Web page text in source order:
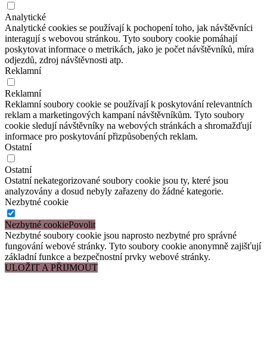
Analytické
Analytické cookies se používají k pochopení toho, jak návštěvníci
interagují s webovou stránkou. Tyto soubory cookie pomáhají
poskytovat informace o metrikách, jako je počet návštěvníků, míra
odjezdů, zdroj návštěvnosti atp.
Reklamní
Reklamní
Reklamní soubory cookie se používají k poskytování relevantních
reklam a marketingových kampaní návštěvníkům. Tyto soubory
cookie sledují návštěvníky na webových stránkách a shromažďují
informace pro poskytování přizpůsobených reklam.
Ostatní
Ostatní
Ostatní nekategorizované soubory cookie jsou ty, které jsou
analyzovány a dosud nebyly zařazeny do žádné kategorie.
Nezbytné cookie
Nezbytné cookie
Nezbytné soubory cookie jsou naprosto nezbytné pro správné
fungování webové stránky. Tyto soubory cookie anonymně zajišťují
základní funkce a bezpečnostní prvky webové stránky.
ULOŽIT A PŘIJMOUT